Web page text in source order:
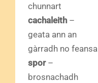
chunnart
cachaleith –
geata ann an
gàrradh no feansa
spor–
brosnachadh